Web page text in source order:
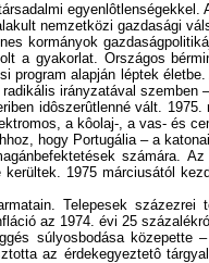
nemzetközi gazdasági
kormányok
a gyakorlat. Országos
alapján léptek
irányzatával szemben
idôszerûtlenné vált.
a kôolaj-, a vas- és
hogy Portugália – a
számára.
1975 márciusától
Telepesek
az 1974. évi 25
súlyosbodása közepette
az érdekegyeztetô